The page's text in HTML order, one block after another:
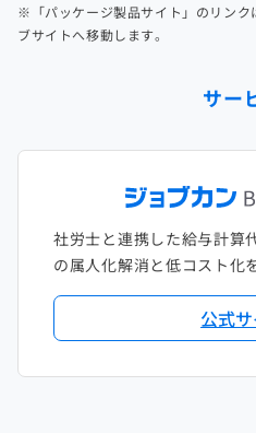
※「パッケージ製品サイト」のリンク
ブサイトへ移動します。
サー
社労士と連携した給与計算
の属人化解消と低コスト化
公式